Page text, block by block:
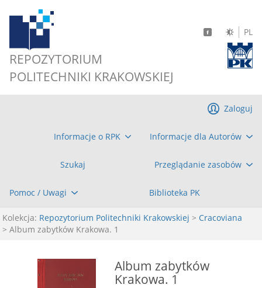
REPOZYTORIUM
POLITECHNIKI KRAKOWSKIEJ
PL
Informacje o RPK Informacje dla Autorów
Szukaj Przeglądanie zasobów
Pomoc / Uwagi Biblioteka PK
Zaloguj
Kolekcja: Repozytorium Politechniki Krakowskiej > Cracoviana
> Album zabytków Krakowa. 1
Album zabytków
Krakowa. 1